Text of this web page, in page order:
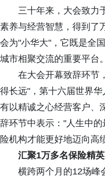
三十年来，大会致力于
素养与经营智慧，得到了
会为"小华大"，它既是全
城市相聚交流的重要平台。
在大会开幕致辞环节，
得长远"，第十六届世界
有以精诚之心经营客户、
辞环节中表示："人生中
险机构才能更好地迈向高
汇聚1万多名保险精
横跨两个月的12场峰会